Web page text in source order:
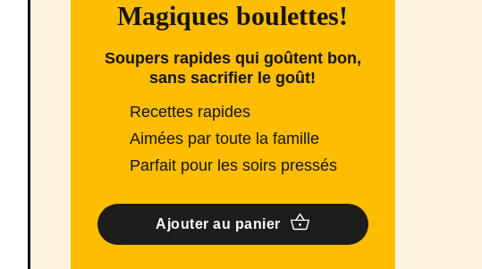
Magiques boulettes!
Soupers rapides qui goûtent bon,
sans sacrifier le goût!
Recettes rapides
Aimées par toute la famille
Parfait pour les soirs pressés
Ajouter au panier